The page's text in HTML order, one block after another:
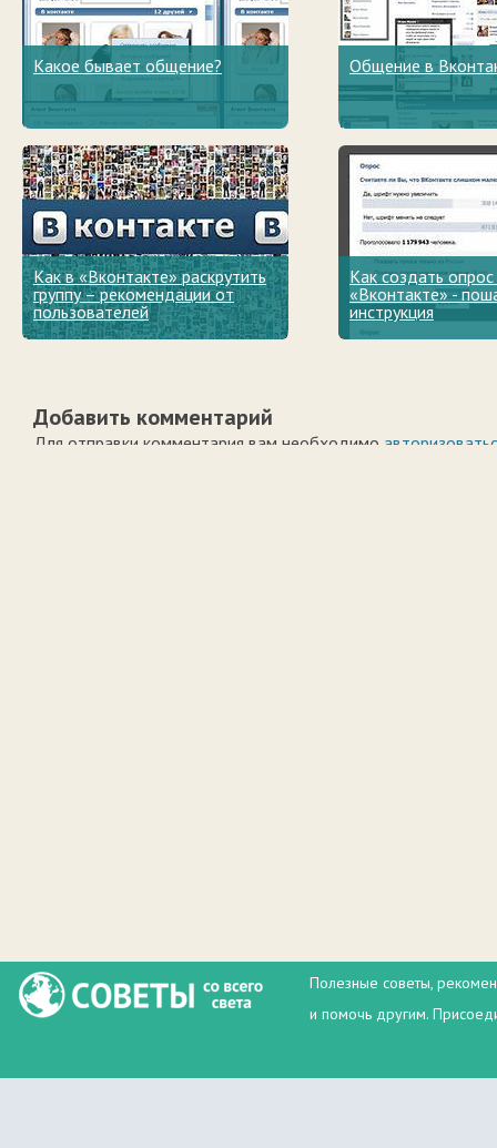
Какое бывает общение? Общение в
Как в «Вконтакте» раскрутить
группу – рекомендации от
пользователей
Как создать
«Вконтакте» -
инструкция
Добавить комментарий
Для отправки комментария вам необходимо
Полезные советы,
и помочь другим.